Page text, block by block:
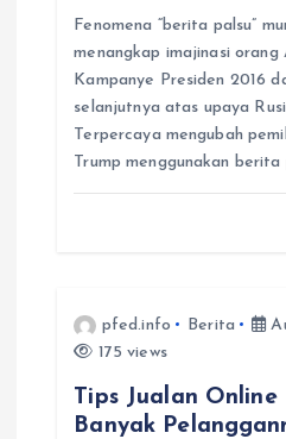
Fenomena “berita palsu”
menangkap imajinasi orang
Kampanye Presiden 2016
selanjutnya atas upaya
Terpercaya mengubah
Trump menggunakan berita
pfed.info Berita
175 views
Tips Jualan Online
Banyak